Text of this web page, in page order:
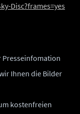
Disc?frames=yes
Presseinfomation
Ihnen die Bilder
kostenfreien